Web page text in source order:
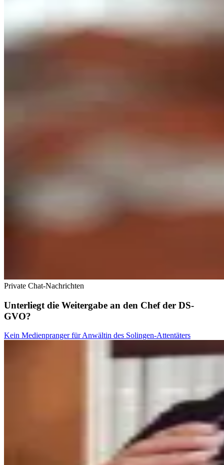
Private Chat-Nachrichten
Unterliegt die Weitergabe an den Chef der DS-
GVO?
Kein Medienpranger für Anwältin des Solingen-Attentäters